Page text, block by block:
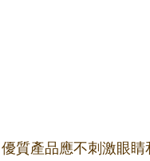
質產品應不刺激眼睛